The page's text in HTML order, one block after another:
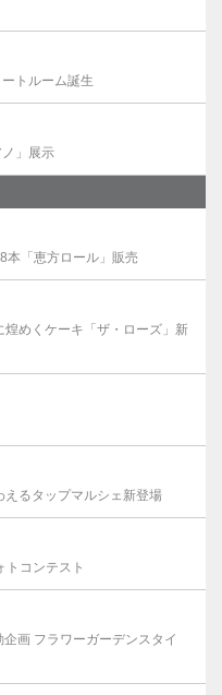
トルーム誕生
」展示
本「恵方ロール」販売
めくケーキ「ザ・ローズ」新
えるタップマルシェ新登場
トコンテスト
画 フラワーガーデンスタイ